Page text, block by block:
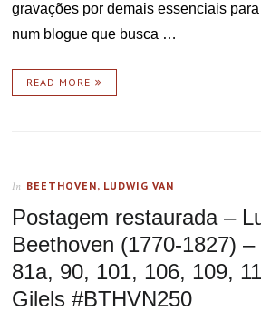
gravações por demais essenciais
num blogue que busca …
READ MORE
In BEETHOVEN, LUDWIG VAN
Postagem restaurada –
Beethoven (1770-1827)
81a, 90, 101, 106, 109,
Gilels #BTHVN250